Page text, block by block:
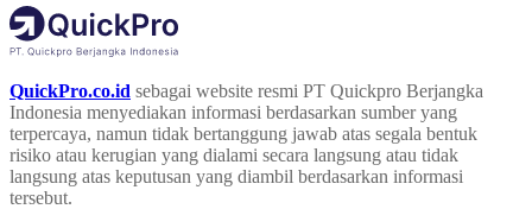
QuickPro.co.id sebagai website resmi PT Quickpro Berjangka
Indonesia menyediakan informasi berdasarkan sumber yang
terpercaya, namun tidak bertanggung jawab atas segala bentuk
risiko atau kerugian yang dialami secara langsung atau tidak
langsung atas keputusan yang diambil berdasarkan informasi
tersebut.